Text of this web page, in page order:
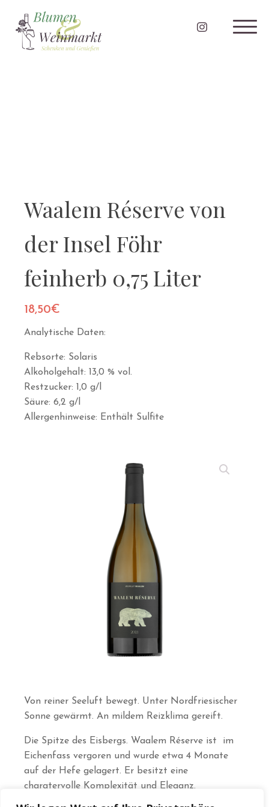
Waalem Réserve von
der Insel Föhr
feinherb 0,75 Liter
18,50€
Analytische Daten:
Rebsorte: Solaris
Alkoholgehalt: 13,0 % vol.
Restzucker: 1,0 g/l
Säure: 6,2 g/l
Allergenhinweise: Enthält Sulfite
Von reiner Seeluft bewegt. Unter Nordfriesischer
Sonne gewärmt. An mildem Reizklima gereift.
Die Spitze des Eisbergs. Waalem Réserve ist im
Eichenfass vergoren und wurde etwa 4 Monate
auf der Hefe gelagert. Er besitzt eine
charatervolle Komplexität und Eleganz.